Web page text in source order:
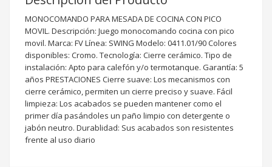
MONOCOMANDO PARA MESADA DE COCINA CON PICO
MOVIL. Descripción: Juego monocomando cocina con pico
movil. Marca: FV Línea: SWING Modelo: 0411.01/90 Colores
disponibles: Cromo. Tecnología: Cierre cerámico. Tipo de
instalación: Apto para calefón y/o termotanque. Garantía: 5
años PRESTACIONES Cierre suave: Los mecanismos con
cierre cerámico, permiten un cierre preciso y suave. Fácil
limpieza: Los acabados se pueden mantener como el
primer día pasándoles un paño limpio con detergente o
jabón neutro. Durablidad: Sus acabados son resistentes
frente al uso diario